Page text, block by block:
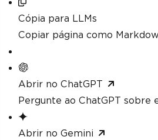
Cópia para LLMs
Copiar página como
Abrir no ChatGPT
Pergunte ao ChatGPT sobre
Abrir no Gemini